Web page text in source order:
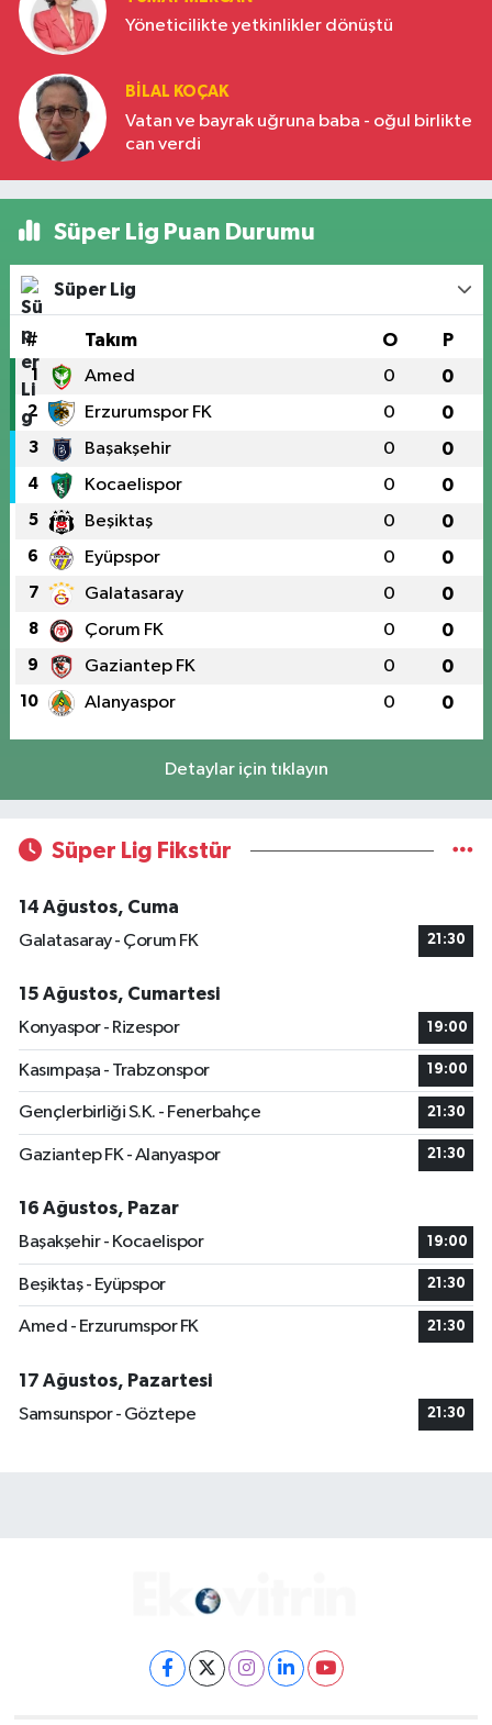
Yöneticilikte yetkinlikler dönüştü
BILAL KOÇAK
Vatan ve bayrak uğruna baba - oğul birlikte
can verdi
Süper Lig Puan Durumu
Süper Lig
# Takım O P
1 Amed 0 0
2 Erzurumspor FK 0 0
3 Başakşehir 0 0
4 Kocaelispor 0 0
5 Beşiktaş 0 0
6 Eyüpspor 0 0
7 Galatasaray 0 0
8 Çorum FK 0 0
9 Gaziantep FK 0 0
10 Alanyaspor 0 0
Detaylar için tıklayın
Süper Lig Fikstür
14 Ağustos, Cuma
Galatasaray - Çorum FK
21:30
15 Ağustos, Cumartesi
Konyaspor - Rizespor
19:00
Kasımpaşa - Trabzonspor 19:00
Gençlerbirliği S.K. - Fenerbahçe 21:30
Gaziantep FK - Alanyaspor 21:30
16 Ağustos, Pazar
Başakşehir - Kocaelispor
19:00
Beşiktaş - Eyüpspor 21:30
Amed - Erzurumspor FK 21:30
17 Ağustos, Pazartesi
Samsunspor - Göztepe
21:30